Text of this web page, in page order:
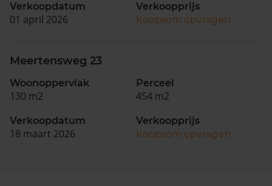
Verkoopdatum
01 april 2026
Verkoopprijs
Koopsom opvragen
Meertensweg 23
Woonoppervlak
130 m2
Perceel
454 m2
Verkoopdatum
18 maart 2026
Verkoopprijs
Koopsom opvragen